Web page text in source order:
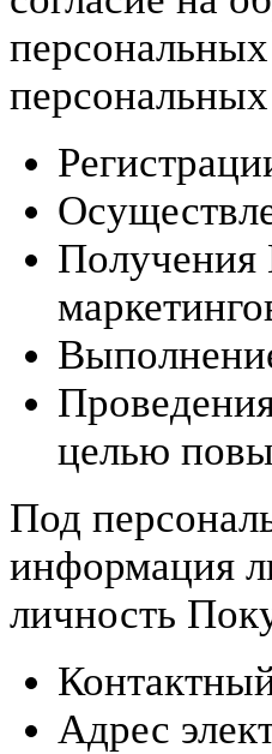
Получения
целью
Под
информация
личность
Адрес